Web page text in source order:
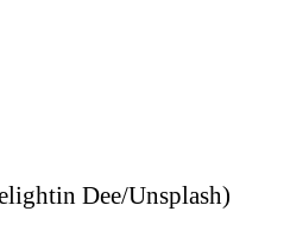
Dee/Unsplash)